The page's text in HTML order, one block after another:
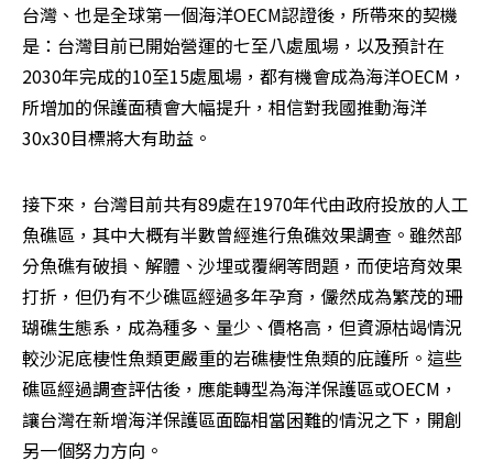
台灣、也是全球第一個海洋OECM認證後，所帶來的契機
是：台灣目前已開始營運的七至八處風場，以及預計在
2030年完成的10至15處風場，都有機會成為海洋OECM，
所增加的保護面積會大幅提升，相信對我國推動海洋
30x30目標將大有助益。
接下來，台灣目前共有89處在1970年代由政府投放的人工
魚礁區，其中大概有半數曾經進行魚礁效果調查。雖然部
分魚礁有破損、解體、沙埋或覆網等問題，而使培育效果
打折，但仍有不少礁區經過多年孕育，儼然成為繁茂的珊
瑚礁生態系，成為種多、量少、價格高，但資源枯竭情況
較沙泥底棲性魚類更嚴重的岩礁棲性魚類的庇護所。這些
礁區經過調查評估後，應能轉型為海洋保護區或OECM，
讓台灣在新增海洋保護區面臨相當困難的情況之下，開創
另一個努力方向。